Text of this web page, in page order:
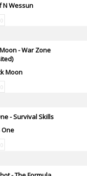
N Wessun
-War Zone
Moon
-Survival Skills
One